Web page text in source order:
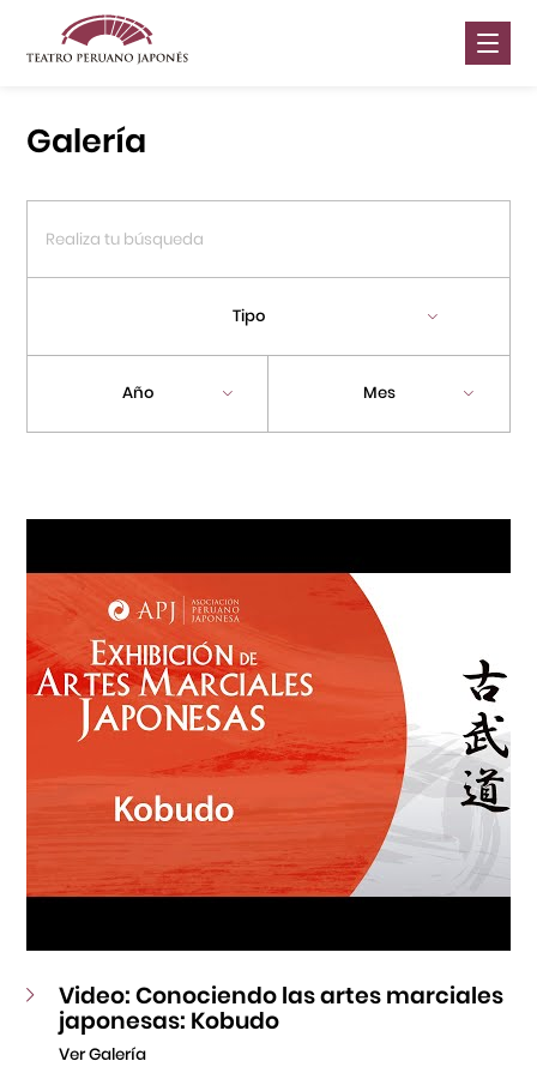
Centro Cultural Peruano Japonés
Teatro Peruano Japonés
Galería
Tipo
Año Mes
Video: Conociendo las artes marciales
japonesas: Kobudo
Ver Galería